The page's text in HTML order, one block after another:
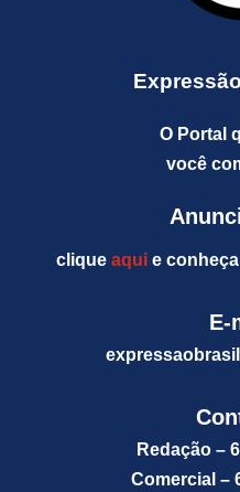
O Portal
você
clique aquie conheça
E-
Redação –
Comercial –